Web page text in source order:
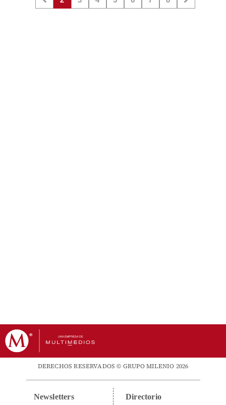
DERECHOS RESERVADOS © GRUPO MILENIO 2026
Newsletters Directorio